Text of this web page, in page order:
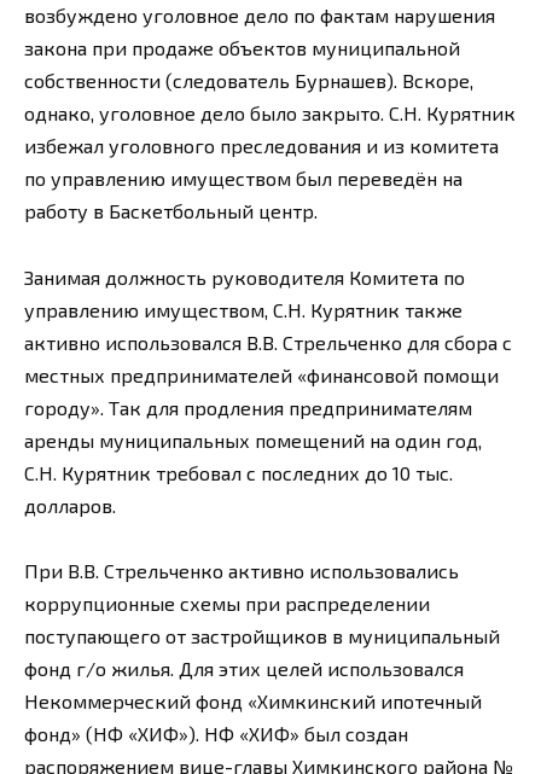
возбуждено уголовное дело по фактам нарушения
закона при продаже объектов муниципальной
собственности (следователь Бурнашев). Вскоре,
однако, уголовное дело было закрыто. С.Н. Курятник
избежал уголовного преследования и из комитета
по управлению имуществом был переведён на
работу в Баскетбольный центр.
Занимая должность руководителя Комитета по
управлению имуществом, С.Н. Курятник также
активно использовался В.В. Стрельченко для сбора с
местных предпринимателей «финансовой помощи
городу». Так для продления предпринимателям
аренды муниципальных помещений на один год,
С.Н. Курятник требовал с последних до 10 тыс.
долларов.
При В.В. Стрельченко активно использовались
коррупционные схемы при распределении
поступающего от застройщиков в муниципальный
фонд г/о жилья. Для этих целей использовался
Некоммерческий фонд «Химкинский ипотечный
фонд» (НФ «ХИФ»). НФ «ХИФ» был создан
распоряжением вице-главы Химкинского района №